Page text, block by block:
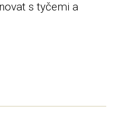
s tyčemi a